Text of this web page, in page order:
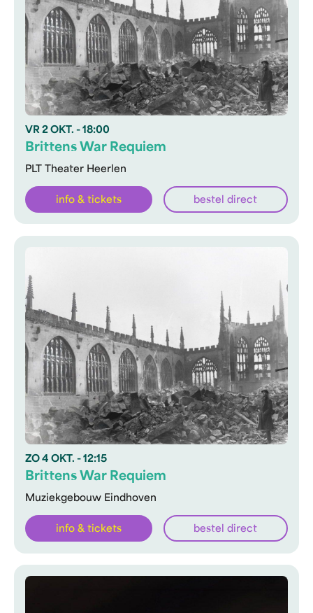
VR 2 OKT. - 18:00
PLT Theater Heerlen
Brittens War Requiem
info & tickets bestel direct
ZO 4 OKT. - 12:15
Muziekgebouw Eindhoven
Brittens War Requiem
info & tickets bestel direct